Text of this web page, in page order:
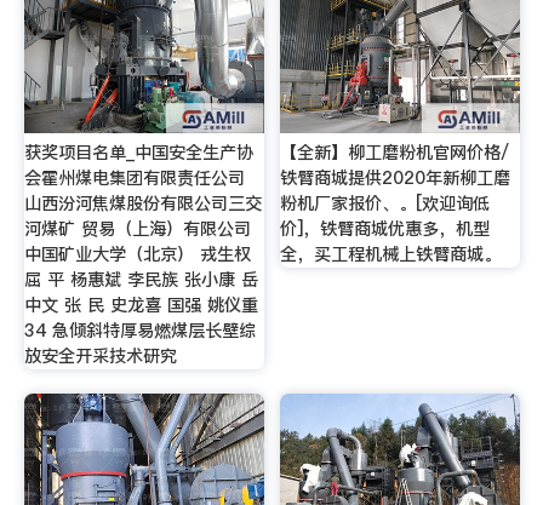
获奖项目名单_中国安全生产协
会霍州煤电集团有限责任公司
山西汾河焦煤股份有限公司三交
河煤矿 贸易（上海）有限公司
中国矿业大学（北京） 戎生权
屈 平 杨惠斌 李民族 张小康 岳
中文 张 民 史龙喜 国强 姚仪重
34 急倾斜特厚易燃煤层长壁综
放安全开采技术研究
【全新】柳工磨粉机官网价格/
铁臂商城提供2020年新柳工磨
粉机厂家报价、。[欢迎询低
价]，铁臂商城优惠多，机型
全，买工程机械上铁臂商城。